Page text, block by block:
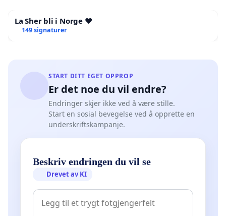
La Sher bli i Norge ❤️
149 signaturer
START DITT EGET OPPROP
Er det noe du vil endre?
Endringer skjer ikke ved å være stille.
Start en sosial bevegelse ved å opprette en
underskriftskampanje.
Beskriv endringen du vil se
Drevet av KI